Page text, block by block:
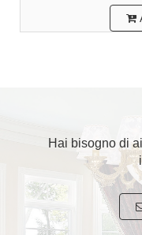
Hai bisogno di